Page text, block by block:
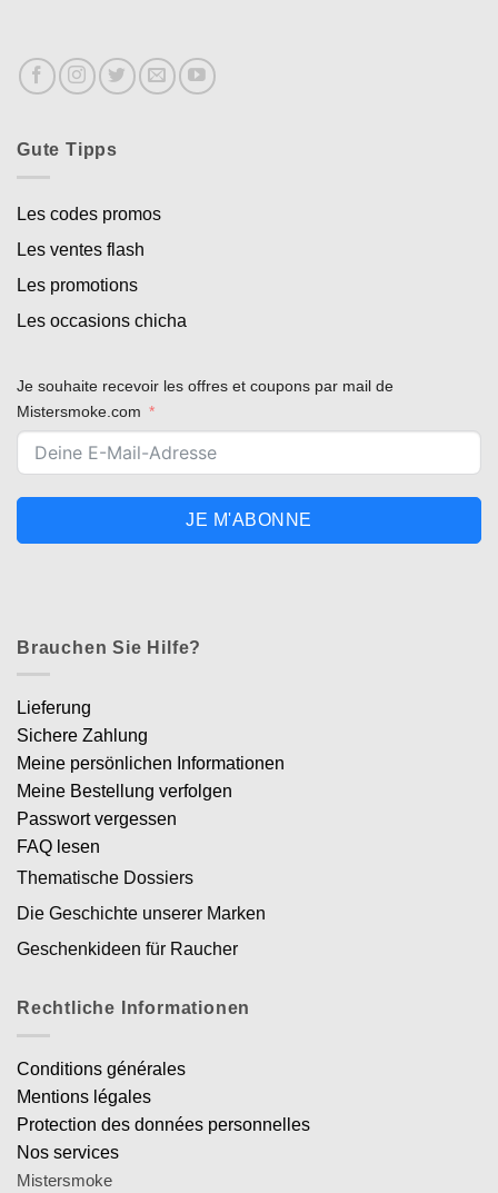
Gute Tipps
Les codes promos
Les ventes flash
Les promotions
Les occasions chicha
Je souhaite recevoir les offres et coupons par mail de
Mistersmoke.com
JE M'ABONNE
Brauchen Sie Hilfe?
Lieferung
Sichere Zahlung
Meine persönlichen Informationen
Meine Bestellung verfolgen
Passwort vergessen
FAQ lesen
Thematische Dossiers
Die Geschichte unserer Marken
Geschenkideen für Raucher
Rechtliche Informationen
Conditions générales
Mentions légales
Protection des données personnelles
Nos services
Mistersmoke